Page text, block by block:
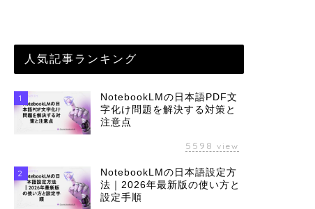
人気記事ランキング
1
NotebookLMの日本語PDF文
字化け問題を解決する対策と
注意点
5598 view
2
NotebookLMの日本語設定方
法｜2026年最新版の使い方と
設定手順